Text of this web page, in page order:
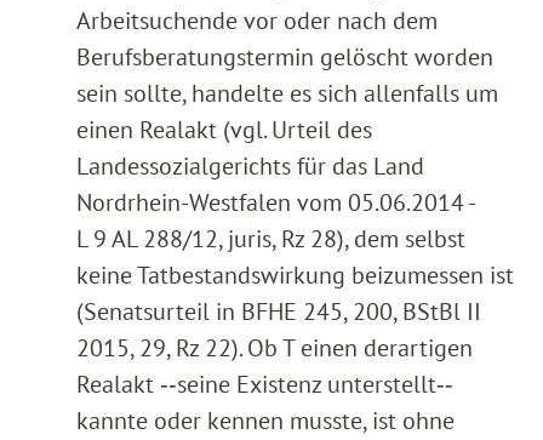
Arbeitsuchende vor oder nach dem
Berufsberatungstermin gelöscht worden
sein sollte, handelte es sich allenfalls um
einen Realakt (vgl. Urteil des
Landessozialgerichts für das Land
Nordrhein-Westfalen vom 05.06.2014 -
L 9 AL 288/12, juris, Rz 28), dem selbst
keine Tatbestandswirkung beizumessen ist
(Senatsurteil in BFHE 245, 200, BStBl II
2015, 29, Rz 22). Ob T einen derartigen
Realakt ‑‑seine Existenz unterstellt‑‑
kannte oder kennen musste, ist ohne